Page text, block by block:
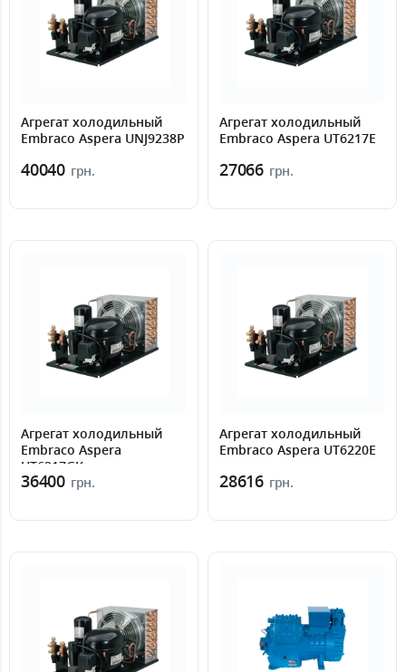
Агрегат холодильный
Embraco Aspera UNJ9238P
40040 грн.
Агрегат холодильный
Embraco Aspera UT6217E
27066 грн.
Агрегат холодильный
Embraco Aspera
UT6217GK
36400 грн.
Агрегат холодильный
Embraco Aspera UT6220E
28616 грн.